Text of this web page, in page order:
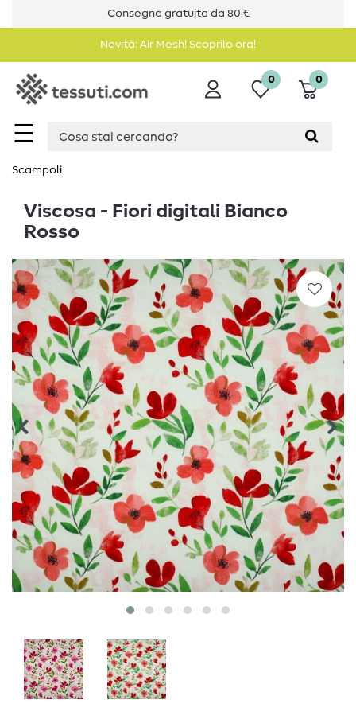
Consegna gratuita da 80 €
Novità: Air Mesh! Scoprilo ora!
☰
0 0
Scampoli
Viscosa - Fiori digitali Bianco
Rosso